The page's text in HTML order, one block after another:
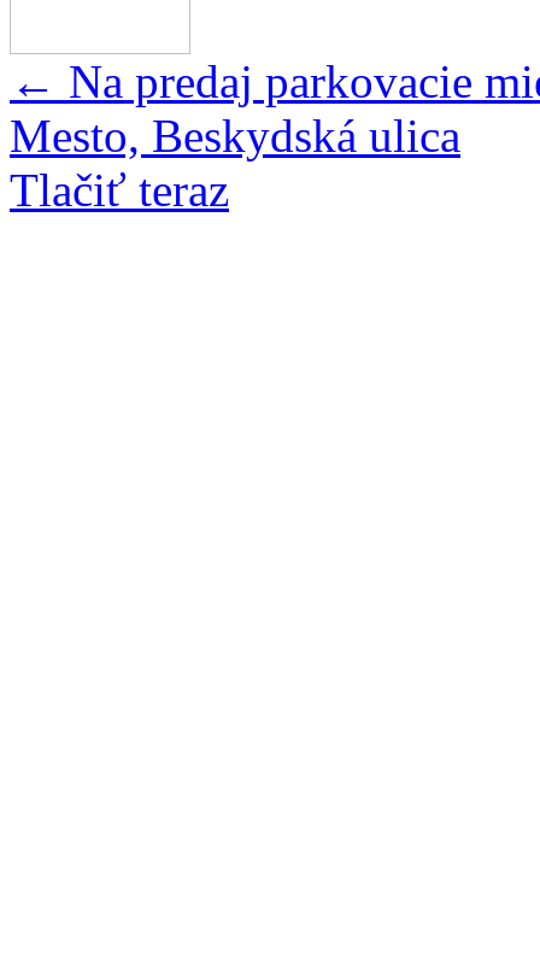
← Na predaj parkovacie
Mesto, Beskydská ulica
Tlačiť teraz